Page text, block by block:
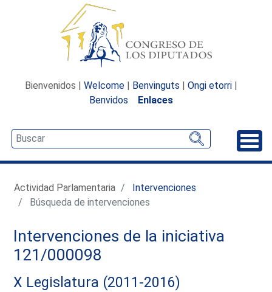
Bienvenidos | Welcome | Benvinguts | Ongi etorri |
Benvidos
Enlaces
Actividad Parlamentaria
Intervenciones
Búsqueda de intervenciones
Intervenciones de la iniciativa
121/000098
X Legislatura (2011-2016)